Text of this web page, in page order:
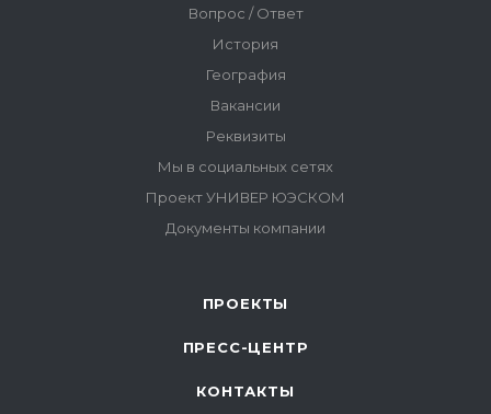
ПРОЕКТЫ
ПРЕСС-ЦЕНТР
КОНТАКТЫ